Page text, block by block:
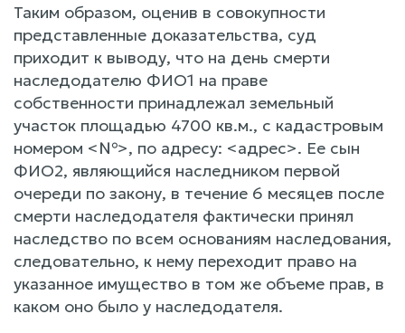
Таким образом, оценив в совокупности
представленные доказательства, суд
приходит к выводу, что на день смерти
наследодателю ФИО1 на праве
собственности принадлежал земельный
участок площадью 4700 кв.м., с кадастровым
номером <№>, по адресу: <адрес>. Ее сын
ФИО2, являющийся наследником первой
очереди по закону, в течение 6 месяцев после
смерти наследодателя фактически принял
наследство по всем основаниям наследования,
следовательно, к нему переходит право на
указанное имущество в том же объеме прав, в
каком оно было у наследодателя.